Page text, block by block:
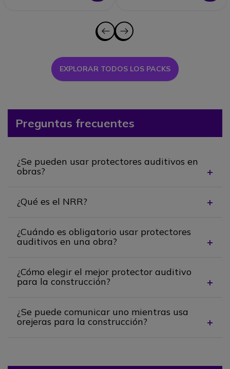
EXPLORAR TODOS LOS PACKS
Preguntas frecuentes
¿Se pueden usar protectores auditivos en
¿Cuándo es obligatorio usar protectores
¿Cómo elegir el mejor protector auditivo
¿Se puede comunicar uno mientras usa